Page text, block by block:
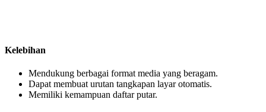
Kelebihan
Mendukung berbagai format media yang beragam.
Dapat membuat urutan tangkapan layar otomatis.
Memiliki kemampuan daftar putar.